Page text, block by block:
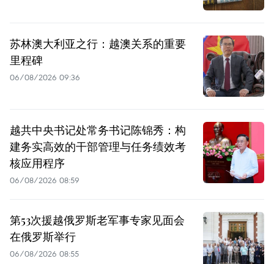
苏林澳大利亚之行：越澳关系的重要
里程碑
06/08/2026 09:36
越共中央书记处常务书记陈锦秀：构
建务实高效的干部管理与任务绩效考
核应用程序
06/08/2026 08:59
第53次援越俄罗斯老军事专家见面会
在俄罗斯举行
06/08/2026 08:55